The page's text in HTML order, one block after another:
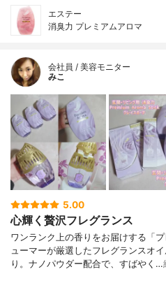
エステー
消臭力 プレミアムアロマ
会社員 / 美容モニター
みこ
5.00
心輝く贅沢フレグランス
ワンランク上の香りをお届けする「
ューマーが厳選したフレグランスオ
り。ナノパウダー配合で、すばやく…